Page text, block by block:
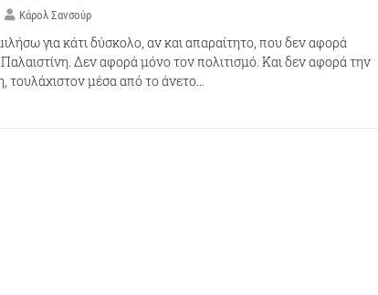
Κάρολ Σανσούρ
για κάτι δύσκολο, αν και απαραίτητο, που δεν αφορά
Δεν αφορά μόνο τον πολιτισμό. Και δεν αφορά την
τουλάχιστον μέσα από το άνετο…